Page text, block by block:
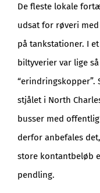
De fleste lokale
udsat for røveri
på tankstationer. I
biltyverier var lige
“erindringskopper”.
stjålet i North
busser med
derfor anbefales
store kontantbeløb
pendling.